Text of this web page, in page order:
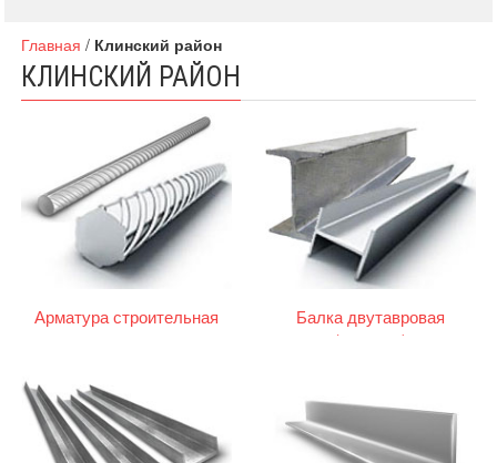
Главная / Клинский район
КЛИНСКИЙ РАЙОН
Арматура строительная
Балка двутавровая
(двутавр)